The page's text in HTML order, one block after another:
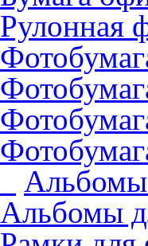
Рулонная
Альбомы